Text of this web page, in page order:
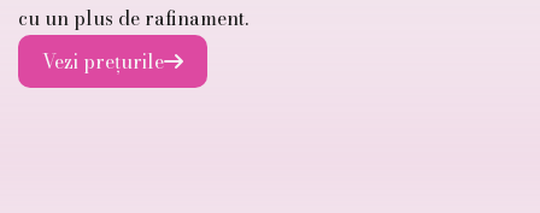
cu un plus de rafinament.
Vezi prețurile